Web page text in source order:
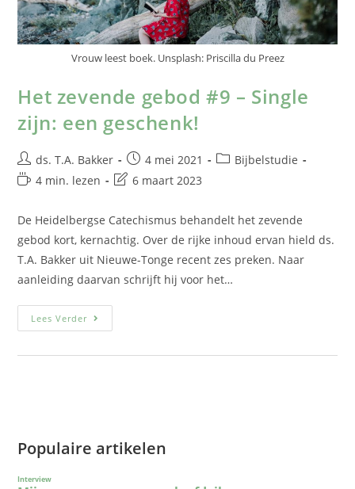
Vrouw leest boek. Unsplash: Priscilla du Preez
Het zevende gebod #9 – Single
zijn: een geschenk!
ds. T.A. Bakker 4 mei 2021
Bijbelstudie
4 min. lezen
6 maart 2023
De Heidelbergse Catechismus behandelt het zevende
gebod kort, kernachtig. Over de rijke inhoud ervan hield ds.
T.A. Bakker uit Nieuwe-Tonge recent zes preken. Naar
aanleiding daarvan schrijft hij voor het…
Lees Verder
Populaire artikelen